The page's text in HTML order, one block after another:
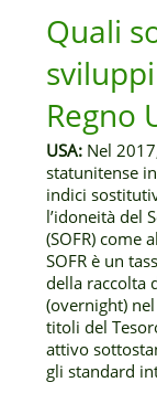
Quali
Regno
USA: Nel
statunitense
indici
l’idoneità del
(SOFR) come
SOFR è un
della raccolta
(overnight)
titoli del
attivo
gli standard